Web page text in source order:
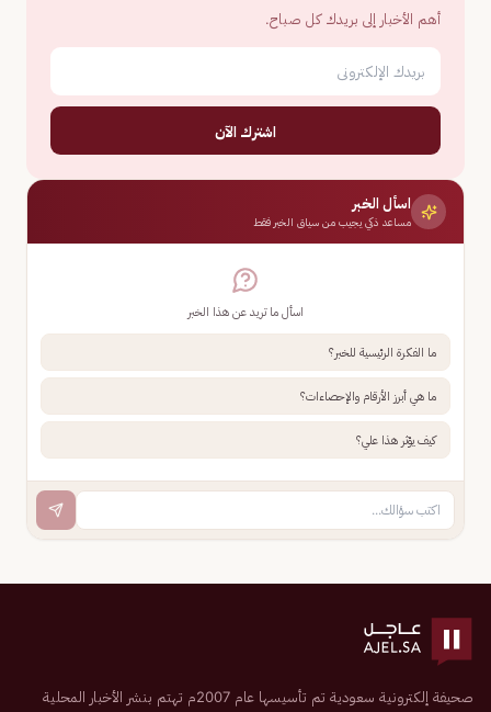
أهم الأخبار إلى بريدك كل صباح.
اشترك الآن
اسأل الخبر
مساعد ذكي يجيب من سياق الخبر فقط
اسأل ما تريد عن هذا الخبر
ما الفكرة الرئيسية للخبر؟
ما هي أبرز الأرقام والإحصاءات؟
كيف يؤثر هذا علي؟
صحيفة إلكترونية سعودية تم تأسيسها عام 2007م تهتم بنشر الأخبار المحلية